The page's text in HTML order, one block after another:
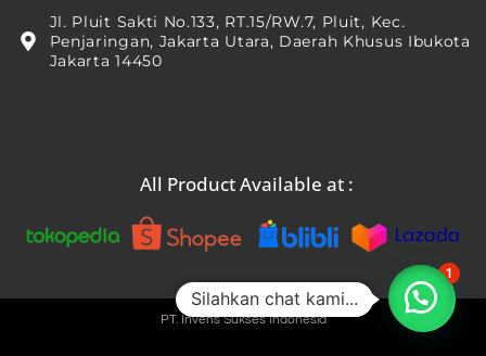
Jl. Pluit Sakti No.133, RT.15/RW.7, Pluit, Kec.
Penjaringan, Jakarta Utara, Daerah Khusus Ibukota
Jakarta 14450
All Product Available at :
PT. Invens Sukses Indonesia
Silahkan chat kami...
1